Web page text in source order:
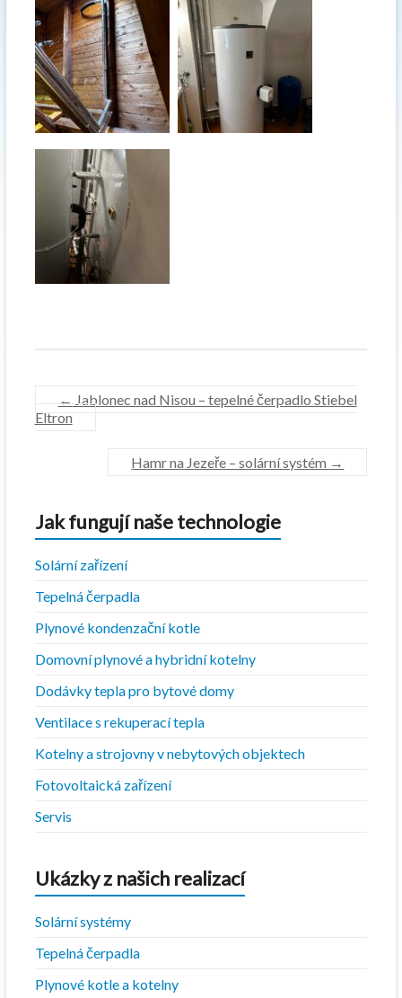
← Jablonec nad Nisou – tepelné čerpadlo Stiebel
Eltron
Hamr na Jezeře – solární systém →
Jak fungují naše technologie
Solární zařízení
Tepelná čerpadla
Plynové kondenzační kotle
Domovní plynové a hybridní kotelny
Dodávky tepla pro bytové domy
Ventilace s rekuperací tepla
Kotelny a strojovny v nebytových objektech
Fotovoltaická zařízení
Servis
Ukázky z našich realizací
Solární systémy
Tepelná čerpadla
Plynové kotle a kotelny